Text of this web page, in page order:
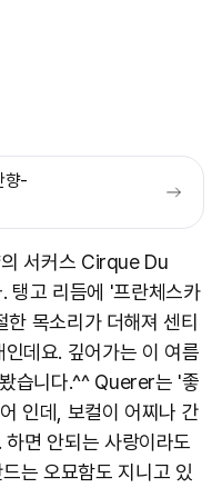
향-
서커스 Cirque Du
고 리듬에 '프란체스카
목소리가 더해져 센티
데요. 깊어가는 이 여름
습니다.^^ Querer는 '좋
인데, 보컬이 어찌나 간
면 안되는 사랑이라도
는 오묘함도 지니고 있